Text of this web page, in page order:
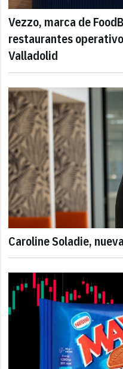
Vezzo, marca de
restaurantes
Valladolid
Caroline Soladie,